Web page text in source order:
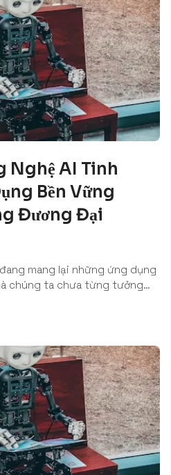
Nghệ AI Tinh
Bền Vững
Đương Đại
mang lại những ứng dụng
chúng ta chưa từng tưởng…